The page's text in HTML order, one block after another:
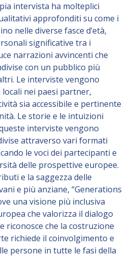
intervista ha molteplici
approfonditi su come i
nelle diverse fasce d’età,
significative tra i
narrazioni avvincenti che
con un pubblico più
Le interviste vengono
nei paesi partner,
sia accessibile e pertinente
Le storie e le intuizioni
interviste vengono
attraverso vari formati
le voci dei partecipanti e
delle prospettive europee.
e la saggezza delle
e più anziane, “Generations
una visione più inclusiva
che valorizza il dialogo
riconosce che la costruzione
richiede il coinvolgimento e
persone in tutte le fasi della